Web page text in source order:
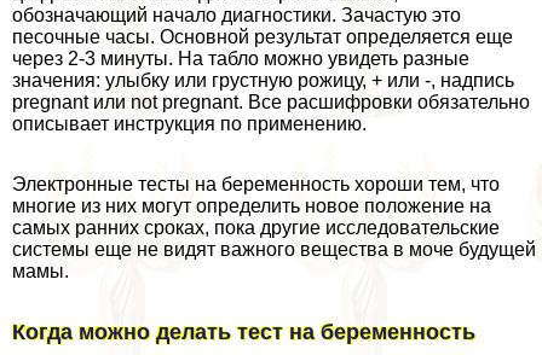
обозначающий начало диагностики. Зачастую это
песочные часы. Основной результат определяется еще
через 2-3 минуты. На табло можно увидеть разные
значения: улыбку или грустную рожицу, + или -, надпись
pregnant или not pregnant. Все расшифровки обязательно
описывает инструкция по применению.
Электронные тесты на беременность хороши тем, что
многие из них могут определить новое положение на
самых ранних сроках, пока другие исследовательские
системы еще не видят важного вещества в моче будущей
мамы.
Когда можно делать тест на беременность